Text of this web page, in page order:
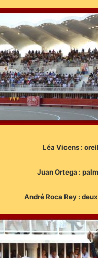
Léa Vicens :
Juan Ortega :
André Roca Rey :